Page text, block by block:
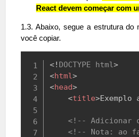
React devem começar com
1.3. Abaixo, segue a estrutura do
você copiar.
<! DOCTYPE html>
<html>
<head>
<title>
<!-- Adicionar
<!-- Nota: ao